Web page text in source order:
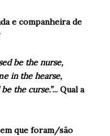
e companheira de
be the nurse,
in the hearse,
the curse.”... Qual a
que foram/são